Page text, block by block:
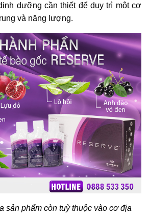
dưỡng cần thiết để duy trì một cơ
và năng lượng.
sản phẩm còn tuỳ thuộc vào cơ địa